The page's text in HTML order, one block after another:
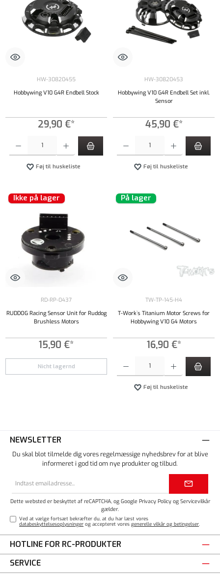
HW-30820455
Hobbywing V10 G4R Endbell Stock
29,90 €*
Føj til huskeliste
HW-30820453
Hobbywing V10 G4R Endbell Set inkl.
Sensor
45,90 €*
Føj til huskeliste
Ikke på lager
RD-RP-0437
RUDDOG Racing Sensor Unit for Ruddog
Brushless Motors
15,90 €*
Nicht lagernd
På lager
TW-TP-145-H4
T-Work`s Titanium Motor Screws for
Hobbywing V10 G4 Motors
16,90 €*
Føj til huskeliste
NEWSLETTER
Du skal blot tilmelde dig vores regelmæssige nyhedsbrev for at blive
informeret i god tid om nye produkter og tilbud.
Dette websted er beskyttet af reCAPTCHA, og Google Privacy Policyog Servicevilkår
gælder.
Ved at vælge fortsæt bekræfter du, at du har læst vores
databeskyttelsesoplysninger og accepteret voresgenerelle vilkår og betingelser.
HOTLINE FOR RC-PRODUKTER
SERVICE